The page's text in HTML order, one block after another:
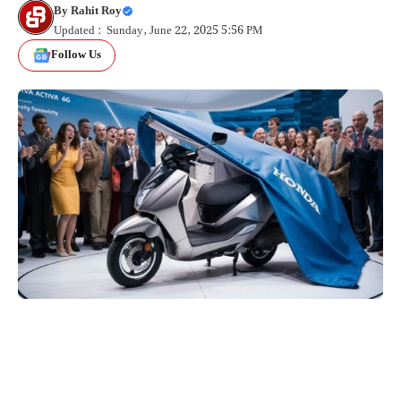
ByRahit Roy
Updated : Sunday, June 22, 2025 5:56 PM
Follow Us